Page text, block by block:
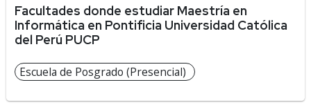
Facultades donde estudiar Maestría en
Informática en Pontificia Universidad Católica
del Perú PUCP
Escuela de Posgrado (Presencial)